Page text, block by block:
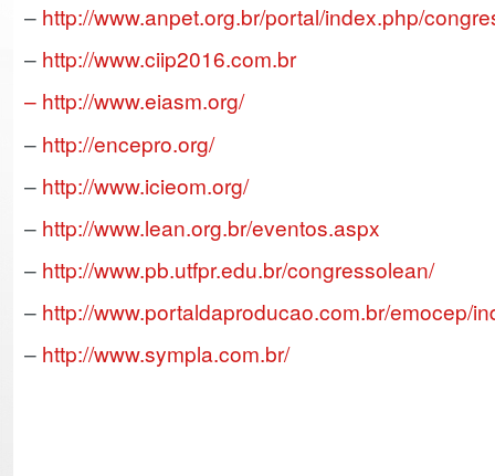
– http://www.anpet.org.br/portal/index.php/
– http://www.ciip2016.com.br
– http://www.eiasm.org/
– http://encepro.org/
– http://www.icieom.org/
– http://www.lean.org.br/eventos.aspx
– http://www.pb.utfpr.edu.br/congressolean/
– http://www.portaldaproducao.com.br/emocep/
– http://www.sympla.com.br/